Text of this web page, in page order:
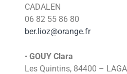
CADALEN
06 82 55 86 80
ber.lioz@orange.fr
• GOUY Clara
Les Quintins, 84400 –